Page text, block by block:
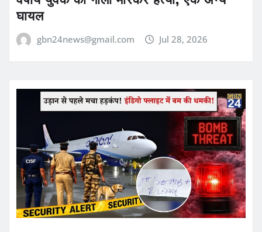
घायल
gbn24news@gmail.com Jul 28, 2026